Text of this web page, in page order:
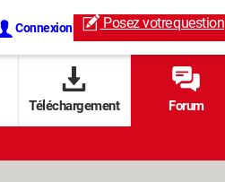
Connexion Posez votrequestion
Téléchargement Forum